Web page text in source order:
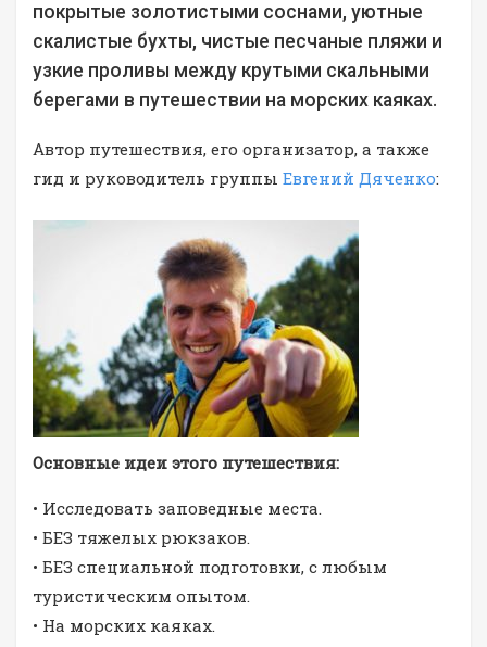
покрытые золотистыми соснами, уютные
скалистые бухты, чистые песчаные пляжи и
узкие проливы между крутыми скальными
берегами в путешествии на морских каяках.
Автор путешествия, его организатор, а также
гид и руководитель группы Евгений Дяченко:
Основные идеи этого путешествия:
• Исследовать заповедные места.
• БЕЗ тяжелых рюкзаков.
• БЕЗ специальной подготовки, с любым
туристическим опытом.
• На морских каяках.